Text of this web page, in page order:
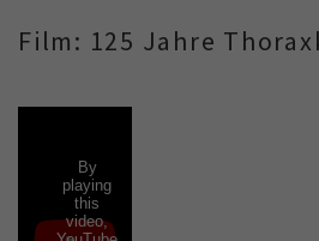
Film: 125 Jahre
By
playing
this
video,